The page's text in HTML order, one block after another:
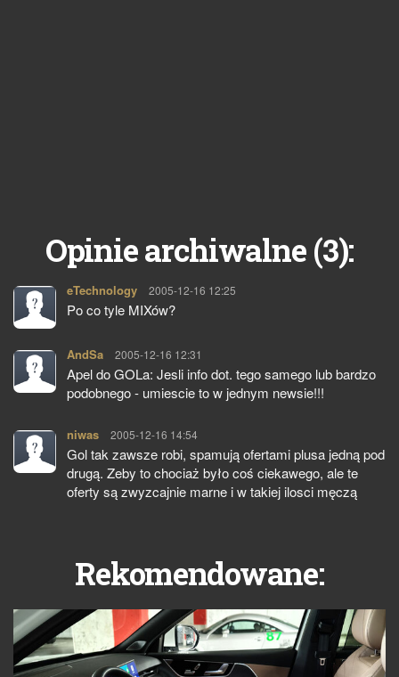
Opinie archiwalne (3):
eTechnology pisze:
2005-12-16 12:25
Po co tyle MIXów?
AndSa pisze:
2005-12-16 12:31
Apel do GOLa: Jesli info dot. tego samego lub bardzo
podobnego - umiescie to w jednym newsie!!!
niwas pisze:
2005-12-16 14:54
Gol tak zawsze robi, spamują ofertami plusa jedną pod
drugą. Zeby to chociaż było coś ciekawego, ale te
oferty są zwyzcajnie marne i w takiej ilosci męczą
Rekomendowane: